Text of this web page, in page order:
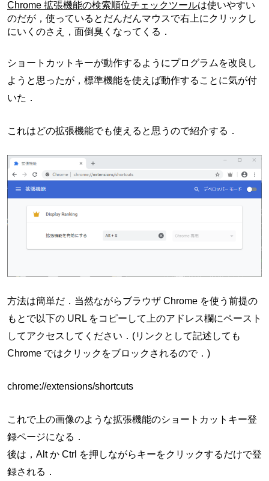
Chrome 拡張機能の検索順位チェックツールは使いやすい
のだが，使っているとだんだんマウスで右上にクリックし
にいくのさえ，面倒臭くなってくる．
ショートカットキーが動作するようにプログラムを改良し
ようと思ったが，標準機能を使えば動作することに気が付
いた．
これはどの拡張機能でも使えると思うので紹介する．
方法は簡単だ．当然ながらブラウザ Chrome を使う前提の
もとで以下の URL をコピーして上のアドレス欄にペースト
してアクセスしてください．(リンクとして記述しても
Chrome ではクリックをブロックされるので．)
chrome://extensions/shortcuts
これで上の画像のような拡張機能のショートカットキー登
録ページになる．
後は，Alt か Ctrl を押しながらキーをクリックするだけで登
録される．